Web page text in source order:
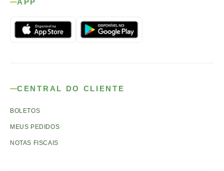
APP
CENTRAL DO CLIENTE
BOLETOS
MEUS PEDIDOS
NOTAS FISCAIS